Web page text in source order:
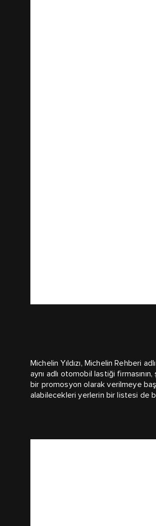
Michelin Yıldızı, Michelin Rehberi
aynı adlı otomobil lastiği
bir promosyon olarak verilmeye
alabilecekleri yerlerin bir listesi de